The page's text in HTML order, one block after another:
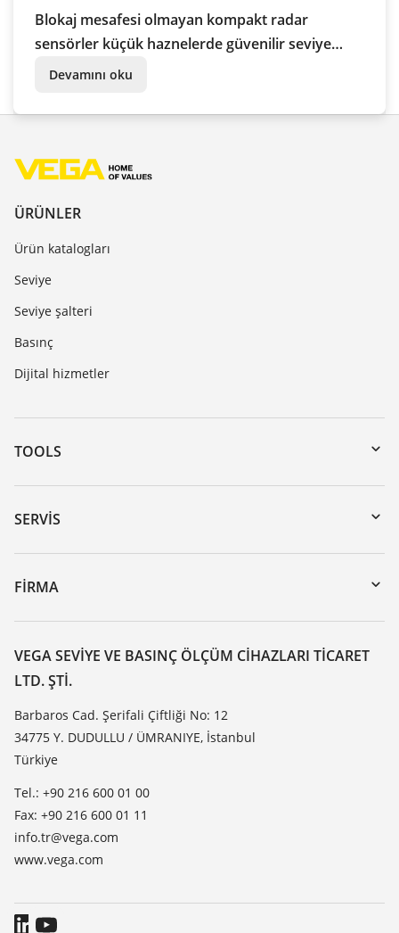
Blokaj mesafesi olmayan kompakt radar
sensörler küçük haznelerde güvenilir seviye
ölçüm değerleri verirler
Devamını oku
ÜRÜNLER
Ürün katalogları
Seviye
Seviye şalteri
Basınç
Dijital hizmetler
TOOLS
Download’lar
Seri numarası girerek cihaz arama
DTM Collection/PACTware
SERVIS
Cihazının geri gönderimi
Seminerler
Dirençlilik listesi
Dielektrisite listesi
TeamViewer
FIRMA
VEGA hakkında
Iletisim
Haber makaleleri
Basin
Blog
VEGA SEVIYE VE BASINÇ ÖLÇÜM CIHAZLARI TICARET
LTD. ŞTI.
Barbaros Cad. Şerifali Çiftliği No: 12
34775 Y. DUDULLU / ÜMRANIYE, İstanbul
Türkiye
Tel.: +90 216 600 01 00
Fax: +90 216 600 01 11
info.tr@vega.com
www.vega.com